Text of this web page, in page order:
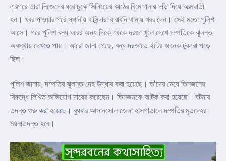
এরপরে তারা নিজেদের ঘরে ঢুকে সিলিংয়ের কাঠের বিমে গলায় দড়ি দিয়ে আত্মঘাতী
হন। খবর পাওয়ার পরে স্থানীয় বাসিন্দারা বারাবনি থানায় খবর দেন। সেই মতো পুলিশ
আসে। পরে পুলিশ বন্ধ ঘরের অন্য দিকে থেকে দরজা খুলে দেখে দম্পতিকে ঝুলন্ত
অবস্থায় দেখতে পায়। আরো জানা গেছে, বন্ধ দরজাতে ইটের অনেক টুকরো পড়ে
ছিল।
পুলিশ জানায়, দম্পতির ঝুলন্ত দেহ উদ্ধার করা হয়েছে। তাঁদের মেয়ে তিনজনের
বিরুদ্ধে লিখিত অভিযোগ দায়ের করেছেন। তিনজনকে আটক করা হয়েছে। ঘটনার
তদন্ত শুরু করা হয়েছে। বুধবার আসানসোল জেলা হাসপাতালে দম্পতির মৃতদেহর
ময়নাতদন্ত হবে।